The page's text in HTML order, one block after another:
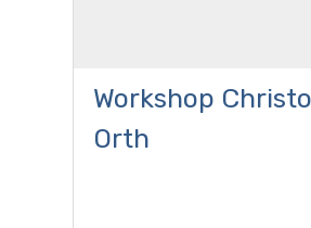
Workshop
Orth